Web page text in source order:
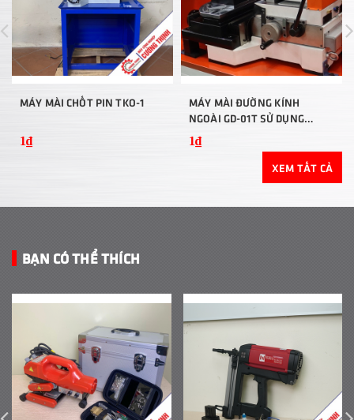
MÁY MÀI CHỐT PIN TKO-1
1₫
MÁY MÀI ĐƯỜNG KÍNH
NGOÀI GD-01T SỬ DỤNG
COLLET
1₫
XEM TẤT CẢ
BẠN CÓ THỂ THÍCH